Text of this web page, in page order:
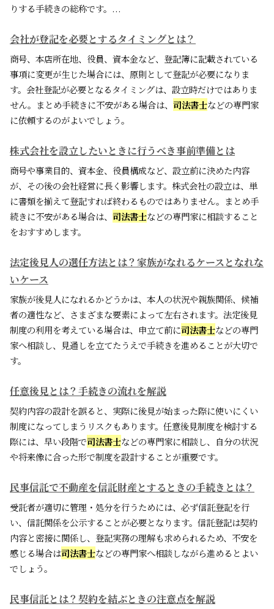
りする手続きの総称です。...
会社が登記を必要とするタイミングとは？
商号、本店所在地、役員、資本金など、登記簿に記載されている
事項に変更が生じた場合には、原則として登記が必要になりま
す。会社登記が必要となるタイミングは、設立時だけではありま
せん。まとめ手続きに不安がある場合は、 司法書士などの専門家
に依頼するのがよいでしょう。
株式会社を設立したいときに行うべき事前準備とは
商号や事業目的、資本金、役員構成など、設立前に決めた内容
が、その後の会社経営に長く影響します。株式会社の設立は、単
に書類を揃えて登記すれば終わるものではありません。まとめ手
続きに不安がある場合は、 司法書士などの専門家に相談すること
をおすすめします。
法定後見人の選任方法とは？家族がなれるケースとなれな
いケース
家族が後見人になれるかどうかは、本人の状況や親族関係、候補
者の適性など、さまざまな要素によって左右されます。法定後見
制度の利用を考えている場合は、申立て前に司法書士などの専門
家へ相談し、見通しを立てたうえで手続きを進めることが大切で
す。
任意後見とは？手続きの流れを解説
契約内容の設計を誤ると、実際に後見が始まった際に使いにくい
制度になってしまうリスクもあります。任意後見制度を検討する
際には、早い段階で司法書士などの専門家に相談し、自分の状況
や将来像に合った形で制度を設計することが重要です。
民事信託で不動産を信託財産とするときの手続きとは？
受託者が適切に管理・処分を行うためには、必ず信託登記を行
い、信託関係を公示することが必要となります。信託登記は契約
内容と密接に関係し、登記実務の理解も求められるため、不安を
感じる場合は司法書士などの専門家へ相談しながら進めるとよい
でしょう。
民事信託とは？契約を結ぶときの注意点を解説